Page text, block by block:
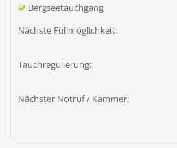
Bergseetauchgang
Nächste Füllmöglichkeit:
Tauchregulierung:
Nächster Notruf / Kammer: